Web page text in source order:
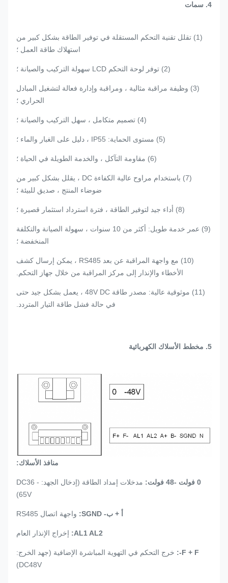
4. سمات
(1) تقلل تقنية التحكم المستقلة في توفير الطاقة بشكل كبير من
استهلاك طاقة العمل ؛
(2) توفر لوحة التحكم LCD سهولة التركيب والصيانة ؛
(3) وظيفة مراقبة مثالية ، ومراقبة وإدارة فعالة لتشغيل المبادل
الحراري ؛
(4) تصميم متكامل ، سهل التركيب والصيانة ؛
(5) مستوى الحماية: IP55 ، دليل على الغبار والماء ؛
(6) مقاومة التآكل ، والخدمة الطويلة في الحياة ؛
(7) باستخدام مراوح عالية الكفاءة DC ، يقلل بشكل كبير من
ضوضاء المنتج ، صديق للبيئة ؛
(8) أداء جيد لتوفير الطاقة ، فترة استرداد استثمار قصيرة ؛
(9) عمر خدمة طويل: أكثر من 10 سنوات ، سهولة الصيانة والتكلفة
المنخفضة ؛
(10) مع واجهة المراقبة عن بعد RS485 ، يمكن إرسال كشف
الأخطاء والإنذار إلى مركز المراقبة من خلال جهاز التحكم.
(11) موثوقية عالية: مصدر طاقة 48V DC ، يعمل بشكل جيد حتى
في حالة فشل طاقة التيار المتردد.
5
. مخطط الأسلاك الكهربائية
منافذ الأسلاك:
0 فولت -48 فولت:
مدخلات إمداد الطاقة (إدخال الجهد: DC36 -
65V)
أ + ب- SGND: واجهة اتصال RS485
AL1 AL2: إخراج الإنذار العام
F + F-:
خرج التحكم في التهوية المباشرة الإضافية (جهد الخرج:
DC48V)